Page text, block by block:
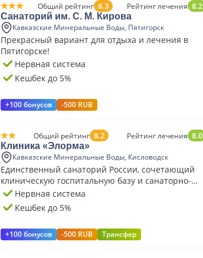
Общий рейтинг 8.3 Рейтинг лечения 8.2
Санаторий им. С. М. Кирова
Кавказские Минеральные Воды, Пятигорск
Прекрасный вариант для отдыха и лечения в
Пятигорске!
Нервная система
Кешбек до 5%
+100 бонусов -500 RUB
Общий рейтинг 8.2 Рейтинг лечения 8.0
Клиника «Элорма»
Кавказские Минеральные Воды, Кисловодск
Единственный санаторий России, сочетающий
клиническую госпитальную базу и санаторно-
курортную реабилитацию по СПА-технологиям.
Нервная система
Кешбек до 5%
+100 бонусов -500 RUB Трансфер